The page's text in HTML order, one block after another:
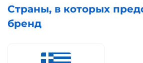
Страны, в которых
бренд